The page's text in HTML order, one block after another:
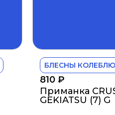
БЛЕСНЫ
810 ₽
Приманка
GEKIATSU (7) G